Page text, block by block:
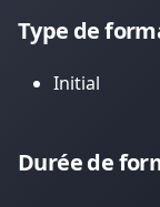
Type de
Initial
Durée de